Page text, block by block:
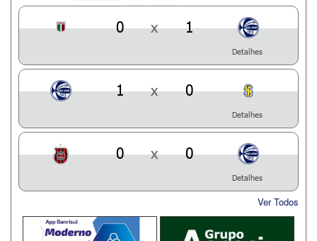
0 x 1
Detalhes
1 x 0
Detalhes
0 x 0
Detalhes
Ver Todos